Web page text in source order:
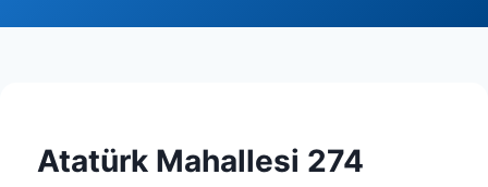
Atatürk Mahallesi 274